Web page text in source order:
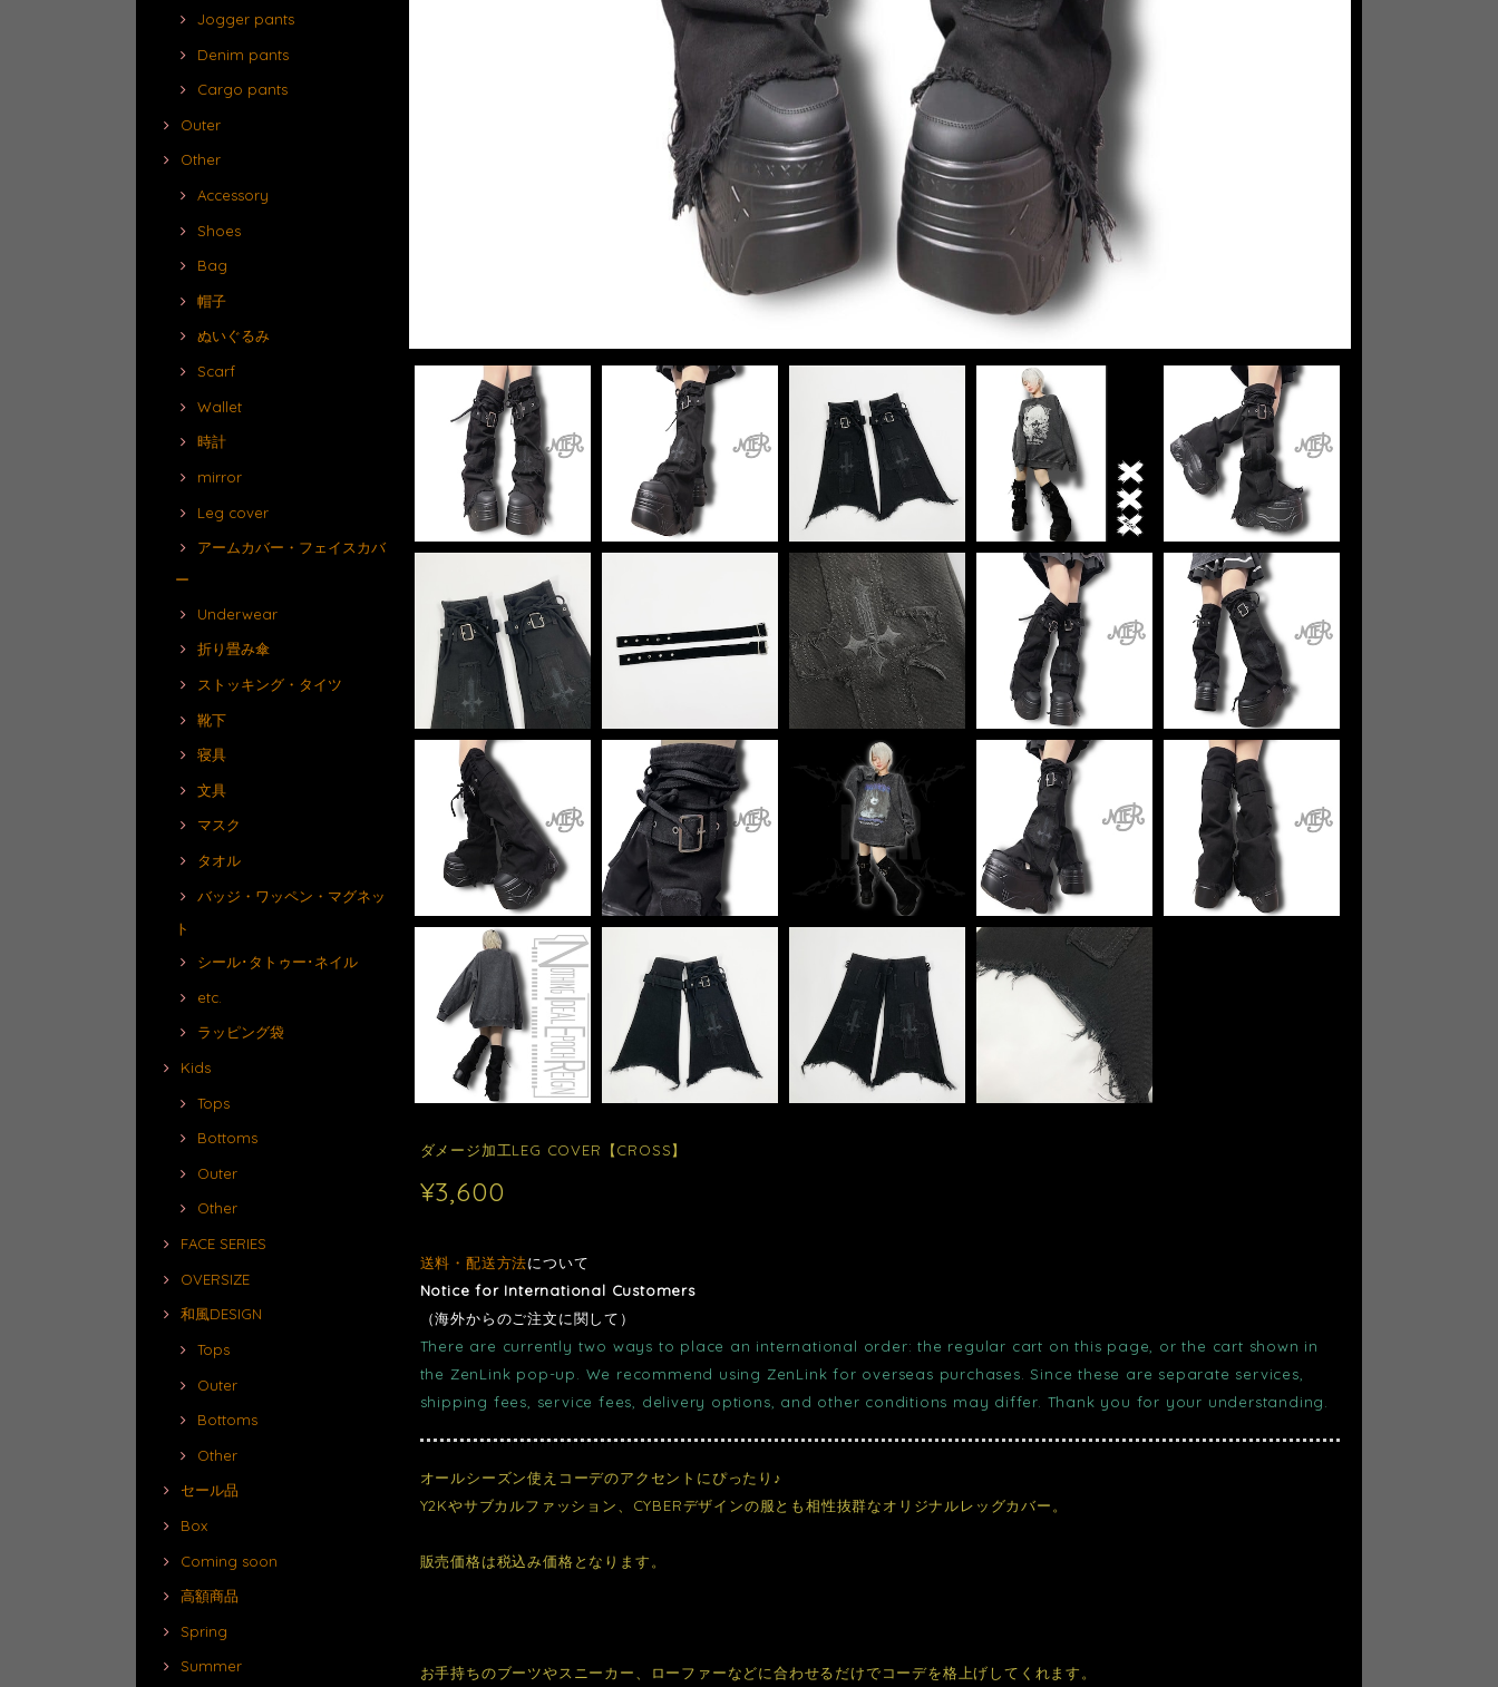
Jogger pants
Denim pants
Cargo pants
Outer
Other
Accessory
Shoes
Bag
帽子
ぬいぐるみ
Scarf
Wallet
時計
mirror
Leg cover
アームカバー・フェイスカバ
ー
Underwear
折り畳み傘
ストッキング・タイツ
靴下
寝具
文具
マスク
タオル
バッジ・ワッペン・マグネッ
ト
シール･タトゥー･ネイル
etc.
ラッピング袋
Kids
Tops
Bottoms
Outer
Other
FACE SERIES
OVERSIZE
和風DESIGN
Tops
Outer
Bottoms
Other
セール品
Box
Coming soon
高額商品
Spring
Summer
ダメージ加工LEG COVER【CROSS】
¥3,600
送料・配送方法について
Notice for International Customers
（海外からのご注文に関して）
There are currently two ways to place an international order: the regular cart on this page, or the cart shown in
the ZenLink pop-up. We recommend using ZenLink for overseas purchases. Since these are separate services,
shipping fees, service fees, delivery options, and other conditions may differ. Thank you for your understanding.
オールシーズン使えコーデのアクセントにぴったり♪
Y2Kやサブカルファッション、CYBERデザインの服とも相性抜群なオリジナルレッグカバー。
販売価格は税込み価格となります。
お手持ちのブーツやスニーカー、ローファーなどに合わせるだけでコーデを格上げしてくれます。